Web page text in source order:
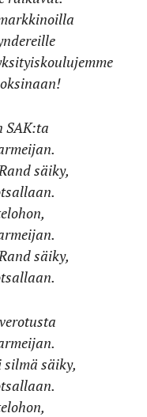
SAK:ta
säiky,
säiky,
säiky,